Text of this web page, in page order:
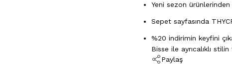
Yeni sezon
Sepet sayfasında
%20 indirimin keyfini
Bisse ile ayrıcalıklı
Paylaş